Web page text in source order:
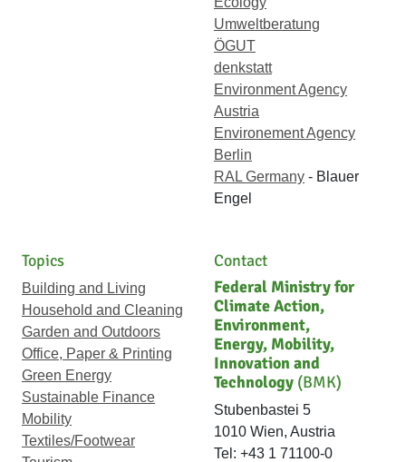
Umweltberatung
ÖGUT
denkstatt
Environment Agency
Austria
Environement Agency
Berlin
RAL Germany - Blauer
Engel
Topics
Building and Living
Household and Cleaning
Garden and Outdoors
Office, Paper & Printing
Green Energy
Sustainable Finance
Mobility
Textiles/Footwear
Contact
Federal Ministry for
Climate Action,
Environment,
Energy, Mobility,
Innovation and
Technology (BMK)
Stubenbastei 5
1010 Wien, Austria
Tel: +43 1 71100-0